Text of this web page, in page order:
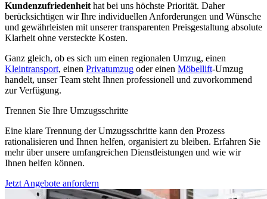
Kundenzufriedenheit hat bei uns höchste Priorität. Daher
berücksichtigen wir Ihre individuellen Anforderungen und Wünsche
und gewährleisten mit unserer transparenten Preisgestaltung absolute
Klarheit ohne versteckte Kosten.
Ganz gleich, ob es sich um einen regionalen Umzug, einen
Kleintransport, einen Privatumzug oder einen Möbellift-Umzug
handelt, unser Team steht Ihnen professionell und zuvorkommend
zur Verfügung.
Trennen Sie Ihre Umzugsschritte
Eine klare Trennung der Umzugsschritte kann den Prozess
rationalisieren und Ihnen helfen, organisiert zu bleiben. Erfahren Sie
mehr über unsere umfangreichen Dienstleistungen und wie wir
Ihnen helfen können.
Jetzt Angebote anfordern